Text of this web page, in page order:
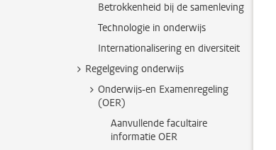
Betrokkenheid bij de samenleving
Technologie in onderwijs
Internationalisering en diversiteit
Regelgeving onderwijs
Onderwijs-en Examenregeling
(OER)
Aanvullende facultaire
informatie OER